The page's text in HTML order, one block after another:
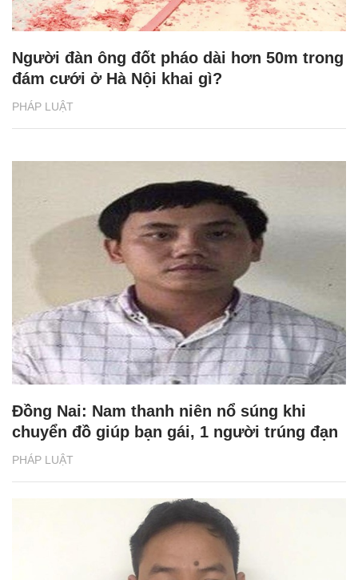
PHÁP LUẬT
Người đàn ông đốt pháo dài hơn 50m trong
đám cưới ở Hà Nội khai gì?
PHÁP LUẬT
Đồng Nai: Nam thanh niên nổ súng khi
chuyển đồ giúp bạn gái, 1 người trúng đạn